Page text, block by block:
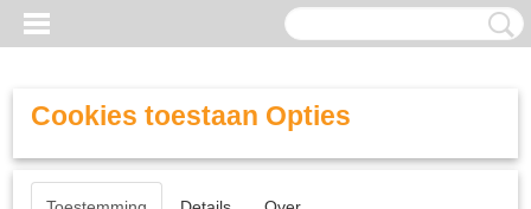
Cookies toestaan Opties